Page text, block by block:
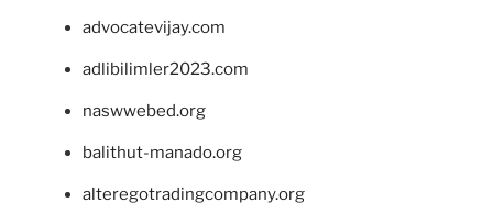
advocatevijay.com
adlibilimler2023.com
naswwebed.org
balithut-manado.org
alteregotradingcompany.org